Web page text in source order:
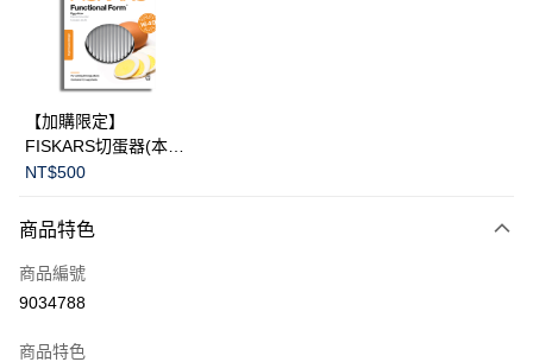
合作金庫商業銀行
華南商業銀行
上海商業儲蓄銀行
國泰世華商業銀行
臺灣中小企業銀行
匯豐（台灣）商業銀行
聯邦商業銀行
元大商業銀行
台新國際商業銀行
LINE Pay
Apple Pay
運送方式
黑貓宅急便
【加購限定】
FISKARS切蛋器(本商
品不提供破損保證)
NT$500
商品特色
商品編號
9034788
商品特色